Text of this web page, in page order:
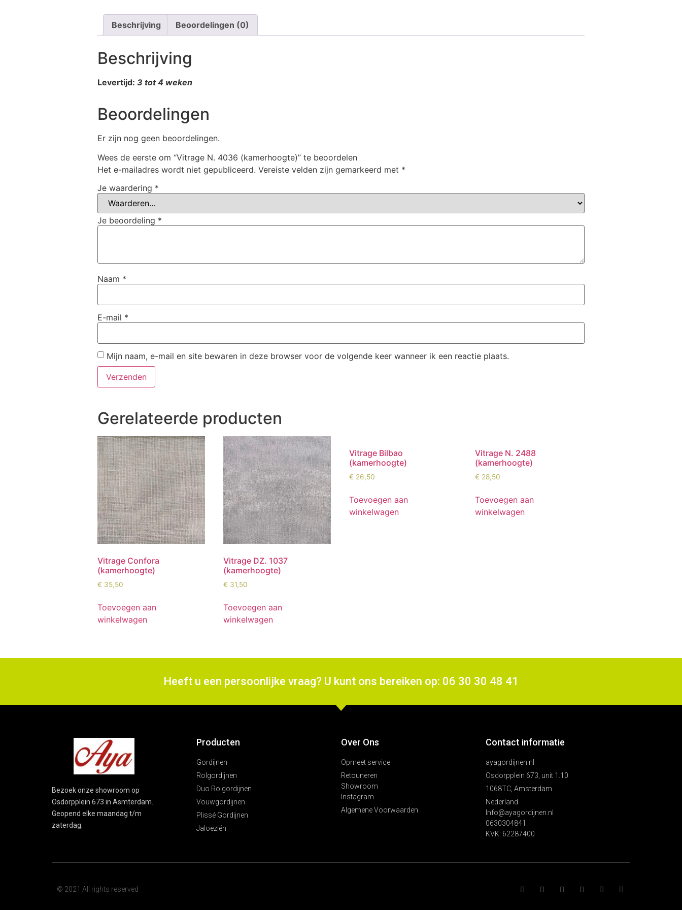
Beschrijving Beoordelingen (0)
Beschrijving
Levertijd: 3 tot 4 weken
Beoordelingen
Er zijn nog geen beoordelingen.
Wees de eerste om “Vitrage N. 4036 (kamerhoogte)” te beoordelen
Het e-mailadres wordt niet gepubliceerd. Vereiste velden zijn gemarkeerd met *
Je waardering *
Je beoordeling *
Naam *
E-mail *
Mijn naam, e-mail en site bewaren in deze browser voor de volgende keer wanneer ik een reactie plaats.
Gerelateerde producten
Vitrage Confora
(kamerhoogte)
€ 35,50
Toevoegen aan
winkelwagen
Vitrage DZ. 1037
(kamerhoogte)
€ 31,50
Toevoegen aan
winkelwagen
Vitrage Bilbao
(kamerhoogte)
€ 26,50
Toevoegen aan
winkelwagen
Vitrage N. 2488
(kamerhoogte)
€ 28,50
Toevoegen aan
winkelwagen
Heeft u een persoonlijke vraag? U kunt ons bereiken op: 06 30 30 48 41
Bezoek onze showroom op
Osdorpplein 673 in Asmterdam.
Geopend elke maandag t/m
zaterdag.
Producten
Gordijnen
Rolgordijnen
Duo Rolgordijnen
Vouwgordijnen
Plissé Gordijnen
Jaloeziën
Over Ons
Opmeet service
Retouneren
Showroom
Instagram
Algemene Voorwaarden
Contact informatie
ayagordijnen.nl
Osdorpplein 673, unit 1.10
1068TC, Amsterdam
Nederland
Info@ayagordijnen.nl
0630304841
KVK: 62287400
© 2021 All rights reserved